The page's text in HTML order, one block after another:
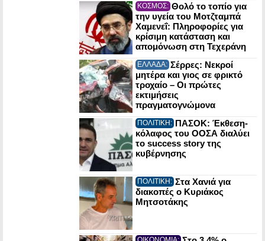
ΚΟΣΜΟΣ: Θολό το τοπίο για
την υγεία του Μοτζταμπά
Χαμενεΐ: Πληροφορίες για
κρίσιμη κατάσταση και
απομόνωση στη Τεχεράνη
ΕΛΛΑΔΑ: Σέρρες: Νεκροί
μητέρα και γιος σε φρικτό
τροχαίο – Οι πρώτες
εκτιμήσεις
πραγματογνώμονα
ΠΟΛΙΤΙΚΗ: ΠΑΣΟΚ: Έκθεση-
κόλαφος του ΟΟΣΑ διαλύει
το success story της
κυβέρνησης
ΠΟΛΙΤΙΚΗ: Στα Χανιά για
διακοπές ο Κυριάκος
Μητσοτάκης